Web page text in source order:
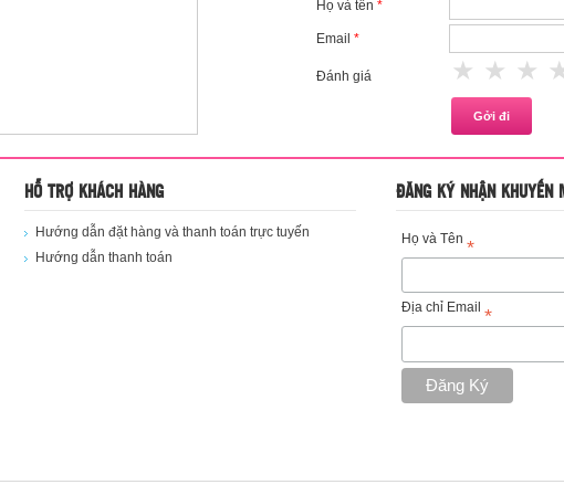
Họ và tên *
Email *
Đánh giá 2
1 star
HỖ TRỢ KHÁCH HÀNG
Hướng dẫn đặt hàng và thanh toán trực tuyến
Hướng dẫn thanh toán
ĐĂNG KÝ NHẬN KHUYẾN
Họ và Tên*
Địa chỉ Email *